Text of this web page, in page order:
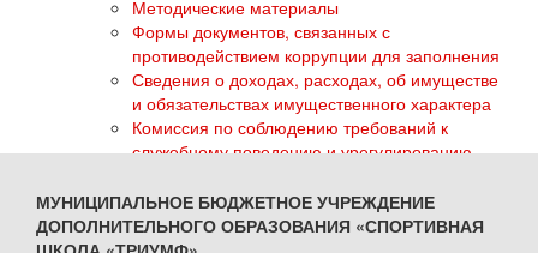
Методические материалы
Формы документов, связанных с
противодействием коррупции для заполнения
Сведения о доходах, расходах, об имуществе
и обязательствах имущественного характера
Комиссия по соблюдению требований к
служебному поведению и урегулированию
Обратная связь для сообщений о фактах
коррупции
ГТО
МУНИЦИПАЛЬНОЕ БЮДЖЕТНОЕ УЧРЕЖДЕНИЕ
ДОПОЛНИТЕЛЬНОГО ОБРАЗОВАНИЯ «СПОРТИВНАЯ